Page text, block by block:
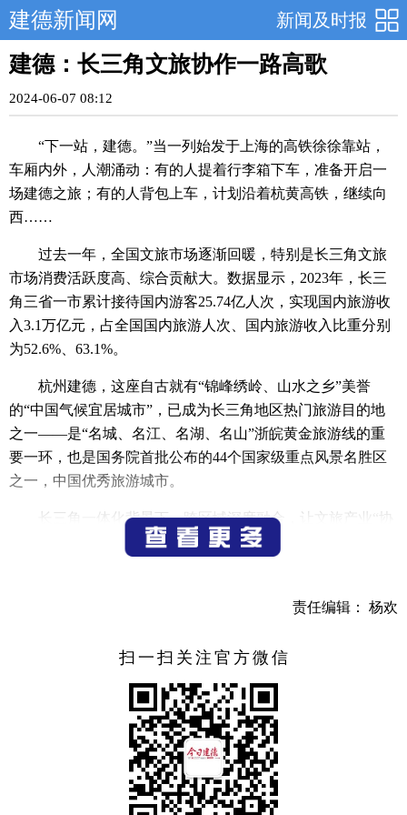
新闻及时报
建德新闻网
建德：长三角文旅协作一路高歌
2024-06-07 08:12
“下一站，建德。”当一列始发于上海的高铁徐徐靠站，
车厢内外，人潮涌动：有的人提着行李箱下车，准备开启一
场建德之旅；有的人背包上车，计划沿着杭黄高铁，继续向
西……
过去一年，全国文旅市场逐渐回暖，特别是长三角文旅
市场消费活跃度高、综合贡献大。数据显示，2023年，长三
角三省一市累计接待国内游客25.74亿人次，实现国内旅游收
入3.1万亿元，占全国国内旅游人次、国内旅游收入比重分别
为52.6%、63.1%。
杭州建德，这座自古就有“锦峰绣岭、山水之乡”美誉
的“中国气候宜居城市”，已成为长三角地区热门旅游目的地
之一——是“名城、名江、名湖、名山”浙皖黄金旅游线的重
要一环，也是国务院首批公布的44个国家级重点风景名胜区
之一，中国优秀旅游城市。
长三角一体化背景下，跨区域深度融合，让文旅产业“协
奏曲”愈唱愈响。建德这座浙西县城，亦在其中贡献力量。那
激起白沙袅袅入人家
开通于2018年底的杭黄铁路，如今已成为一条名副其实
的世界级黄金旅游线，串起7个5A级和50多个4A级风景区。
建德就是其中一颗璀璨明珠。
究其文旅产业发展的脉络时才发现，建德可谓“遥遥领
责任编辑： 杨欢
扫一扫关注官方微信